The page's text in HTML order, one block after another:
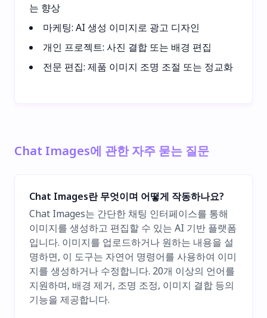
는 향상
마케팅: AI 생성 이미지로 광고 디자인
개인 프로젝트: 사진 결합 또는 배경 편집
전문 편집: 제품 이미지 조명 조절 또는 정교화
Chat Images에 관한 자주 묻는 질문
Chat Images란 무엇이며 어떻게 작동하나요?
Chat Images는 간단한 채팅 인터페이스를 통해
이미지를 생성하고 편집할 수 있는 AI 기반 플랫폼
입니다. 이미지를 업로드하거나 원하는 내용을 설
명하면, 이 도구는 자연어 명령어를 사용하여 이미
지를 생성하거나 수정합니다. 20개 이상의 언어를
지원하며, 배경 제거, 조명 조정, 이미지 결합 등의
기능을 제공합니다.